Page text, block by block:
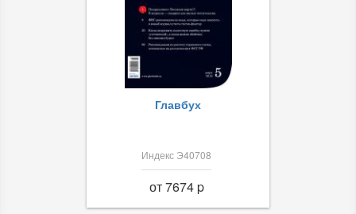
Главбух
Индекс Э40708
от 7674 p